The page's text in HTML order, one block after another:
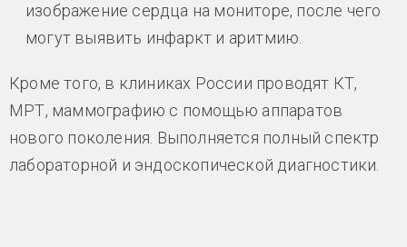
изображение сердца на мониторе, после чего
могут выявить инфаркт и аритмию.
Кроме того, в клиниках России проводят КТ,
МРТ, маммографию с помощью аппаратов
нового поколения. Выполняется полный спектр
лабораторной и эндоскопической диагностики.